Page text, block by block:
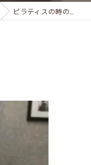
ピラティスの時の水分補給は？